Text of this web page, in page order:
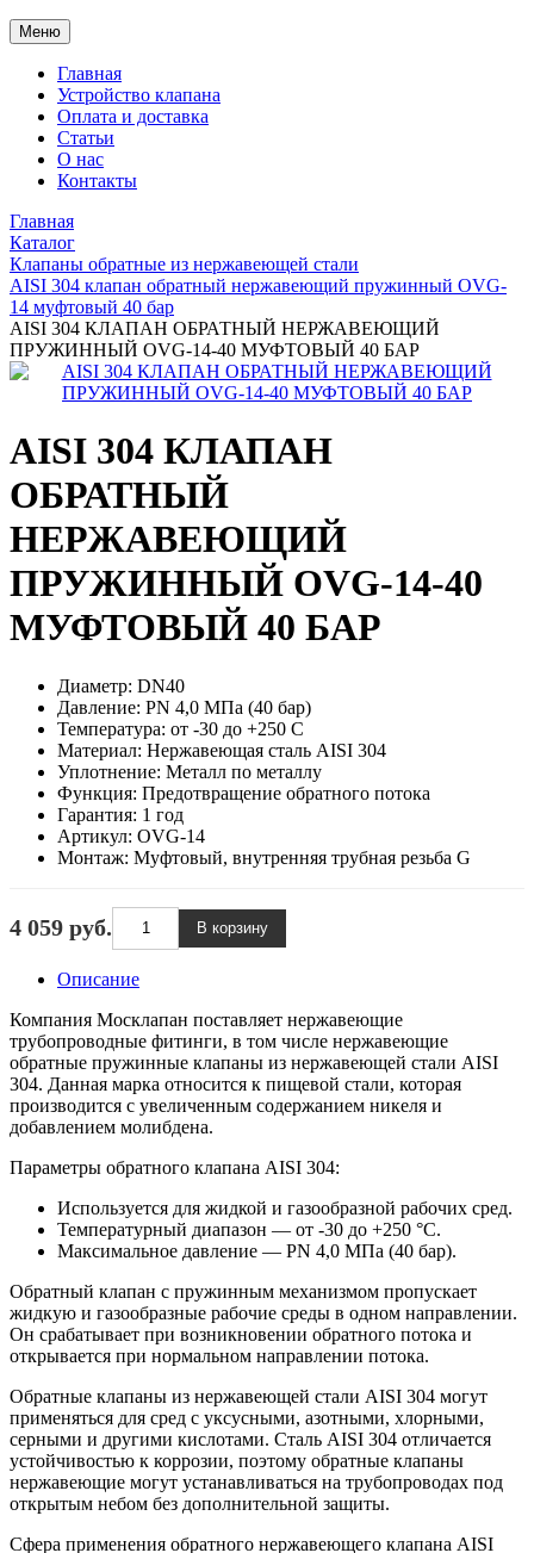
Меню
Главная
Устройство клапана
Оплата и доставка
Статьи
О нас
Контакты
Главная
Каталог
Клапаны обратные из нержавеющей стали
AISI 304 клапан обратный нержавеющий пружинный OVG-
14 муфтовый 40 бар
AISI 304 КЛАПАН ОБРАТНЫЙ НЕРЖАВЕЮЩИЙ
ПРУЖИННЫЙ OVG-14-40 МУФТОВЫЙ 40 БАР
AISI 304 КЛАПАН
ОБРАТНЫЙ
НЕРЖАВЕЮЩИЙ
ПРУЖИННЫЙ OVG-14-40
МУФТОВЫЙ 40 БАР
Диаметр: DN40
Давление: PN 4,0 МПа (40 бар)
Температура: от -30 до +250 С
Материал: Нержавеющая сталь AISI 304
Уплотнение: Металл по металлу
Функция: Предотвращение обратного потока
Гарантия: 1 год
Артикул: OVG-14
Монтаж: Муфтовый, внутренняя трубная резьба G
4 059 руб.
Описание
Компания Москлапан поставляет нержавеющие
трубопроводные фитинги, в том числе нержавеющие
обратные пружинные клапаны из нержавеющей стали AISI
304. Данная марка относится к пищевой стали, которая
производится с увеличенным содержанием никеля и
добавлением молибдена.
Параметры обратного клапана AISI 304:
Используется для жидкой и газообразной рабочих сред.
Температурный диапазон — от -30 до +250 °С.
Максимальное давление — PN 4,0 МПа (40 бар).
Обратный клапан с пружинным механизмом пропускает
жидкую и газообразные рабочие среды в одном направлении.
Он срабатывает при возникновении обратного потока и
открывается при нормальном направлении потока.
Обратные клапаны из нержавеющей стали AISI 304 могут
применяться для сред с уксусными, азотными, хлорными,
серными и другими кислотами. Сталь AISI 304 отличается
устойчивостью к коррозии, поэтому обратные клапаны
нержавеющие могут устанавливаться на трубопроводах под
открытым небом без дополнительной защиты.
Сфера применения обратного нержавеющего клапана AISI